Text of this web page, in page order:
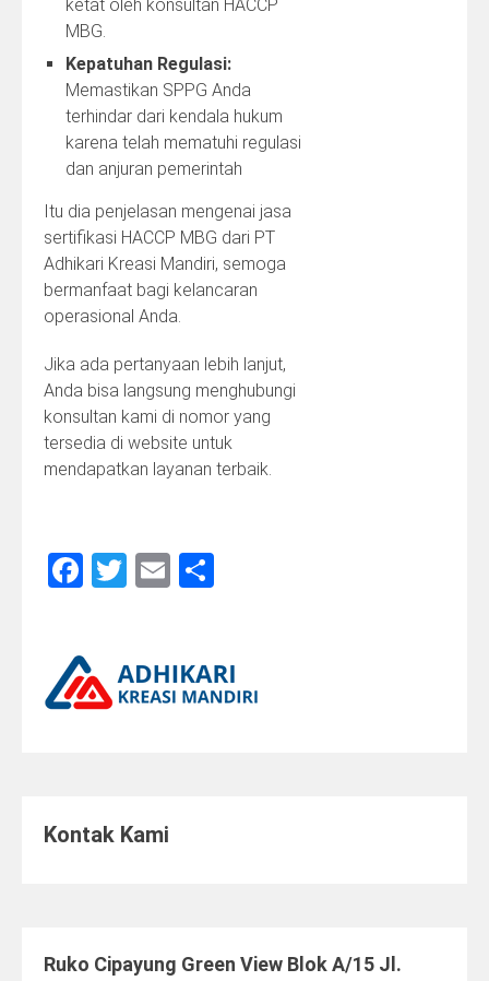
ketat oleh konsultan HACCP
MBG.
Kepatuhan Regulasi:
Memastikan SPPG Anda
terhindar dari kendala hukum
karena telah mematuhi regulasi
dan anjuran pemerintah
Itu dia penjelasan mengenai jasa
sertifikasi HACCP MBG dari PT
Adhikari Kreasi Mandiri, semoga
bermanfaat bagi kelancaran
operasional Anda.
Jika ada pertanyaan lebih lanjut,
Anda bisa langsung menghubungi
konsultan kami di nomor yang
tersedia di website untuk
mendapatkan layanan terbaik.
Facebook
Twitter
Email
Kontak Kami
Ruko Cipayung Green View Blok A/15 Jl.